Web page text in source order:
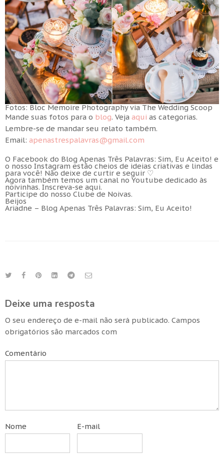
Fotos: Bloc Memoire Photography via The Wedding Scoop
Mande suas fotos para o blog. Veja aqui as categorias.
Lembre-se de mandar seu relato também.
Email: apenastrespalavras@gmail.com
O Facebook do Blog Apenas Três Palavras: Sim, Eu Aceito! e
o nosso Instagram estão cheios de ideias criativas e lindas
para você! Não deixe de curtir e seguir ♡
Agora também temos um canal no Youtube dedicado às
noivinhas. Inscreva-se aqui.
Participe do nosso Clube de Noivas.
Beijos
Ariadne – Blog Apenas Três Palavras: Sim, Eu Aceito!
Deixe uma resposta
O seu endereço de e-mail não será publicado. Campos
obrigatórios são marcados com
Comentário
Nome E-mail